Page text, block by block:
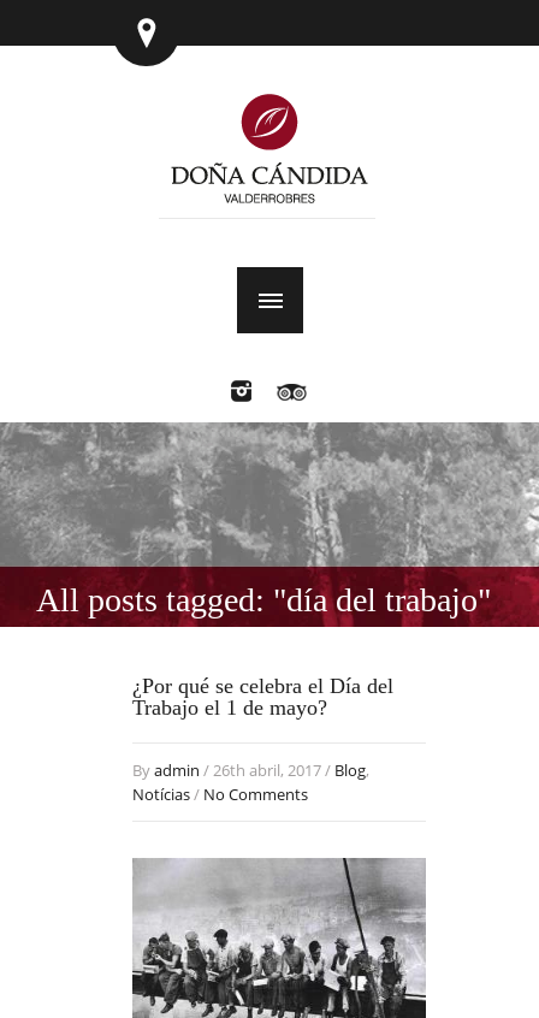
All posts tagged: "día del trabajo"
¿Por qué se celebra el Día del
Trabajo el 1 de mayo?
Byadmin / 26th abril, 2017 / Blog,
Notícias/ No Comments